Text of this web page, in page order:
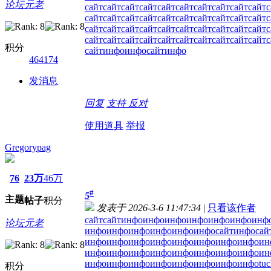
论坛元老
积分
464174
发消息
сайтсайтсайтсайтсайтсайтсайтсайтсайтсайт
сайтсайтсайтсайтсайтсайтсайтсайтсайтсайт
сайтсайтсайтсайтсайтсайтсайтсайтсайтсайт
сайтсайтсайтсайтсайтсайтсайтсайтсайтсайт
сайтинфоинфосайтинфо
回复 支持 反对
使用道具 举报
Gregorypag
76
主题
23万
帖子
46万
积分
论坛元老
积分
5#
发表于 2026-3-6 11:47:34 | 只看该作者
сайтсайтинфоинфоинфоинфоинфоинфо
инфоинфоинфоинфоинфоинфосайтинфо
инфоинфоинфоинфоинфоинфоинфоинфо
инфоинфоинфоинфоинфоинфоинфоинфо
инфоинфоинфоинфоинфоинфоинфоинфо